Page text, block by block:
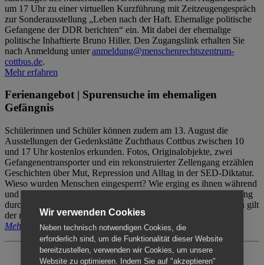
um 17 Uhr zu einer virtuellen Kurzführung mit Zeitzeugengespräch
zur Sonderausstellung „Leben nach der Haft. Ehemalige politische
Gefangene der DDR berichten“ ein. Mit dabei der ehemalige
politische Inhaftierte Bruno Hiller. Den Zugangslink erhalten Sie
nach Anmeldung unteranmeldung@menschenrechtszentrum-
cottbus.de.
Mehr erfahren
Ferienangebot | Spurensuche im ehemaligen
Gefängnis
Schülerinnen und Schüler können zudem am 13. August die
Ausstellungen der Gedenkstätte Zuchthaus Cottbus zwischen 10
und 17 Uhr kostenlos erkunden. Fotos, Originalobjekte, zwei
Gefangenentransporter und ein rekonstruierter Zellengang erzählen
Geschichten über Mut, Repression und Alltag in der SED-Diktatur.
Wieso wurden Menschen eingesperrt? Wie erging es ihnen während
und nach der Haft? Der Besuch erfolgt individuell ohne Betreuung
durch das Menschenrechtszentrum Cottbus. Für Begleitpersonen gilt
der reguläre Eintritt (8€ / ermäßigt 5€).
Mehr erfahren
Wir verwenden Cookies
Neben technisch notwendigen Cookies, die
erforderlich sind, um die Funktionalität dieser Website
bereitzustellen, verwenden wir Cookies, um unsere
Website zu optimieren. Indem Sie auf "akzeptieren"